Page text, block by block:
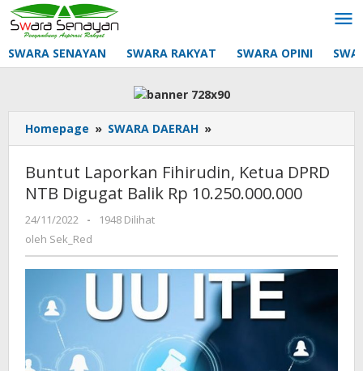
Lewati
ke
konten
SWARA SENAYAN SWARA RAKYAT SWARA OPINI
Homepage » SWARA DAERAH »
Laporkan
Ketua
DPRD
10.250.000.000
Buntut Laporkan Fihirudin, Ketua DPRD
NTB Digugat Balik Rp 10.250.000.000
24/11/2022
oleh
Sek_Red
-
1948 Dilihat
oleh Sek_Red